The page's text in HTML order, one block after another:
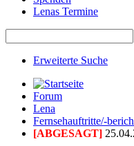
Lenas Termine
Erweiterte Suche
Forum
Lena
Fernsehauftritte/-
[ABGESAGT]